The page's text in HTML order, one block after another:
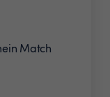
Match